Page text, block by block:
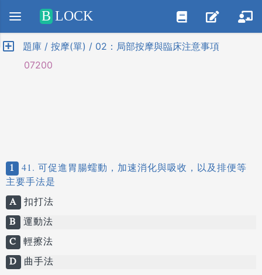
Positive SSL
B LOCK
題庫 / 按摩(單) / 02：局部按摩與臨床注意事項
07200
1 41. 可促進胃腸蠕動，加速消化與吸收，以及排便等
主要手法是
A 扣打法
B 運動法
C 輕擦法
D 曲手法